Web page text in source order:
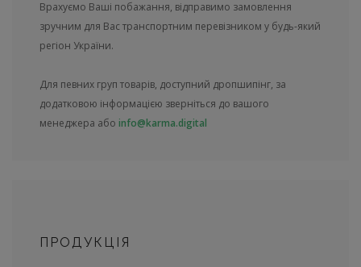
Врахуємо Ваші побажання, відправимо замовлення
зручним для Вас транспортним перевізником у будь-який
регіон України.
Для певних груп товарів, доступний дропшипінг, за
додатковою інформацією зверніться до вашого
менеджера або info@karma.digital
ПРОДУКЦІЯ